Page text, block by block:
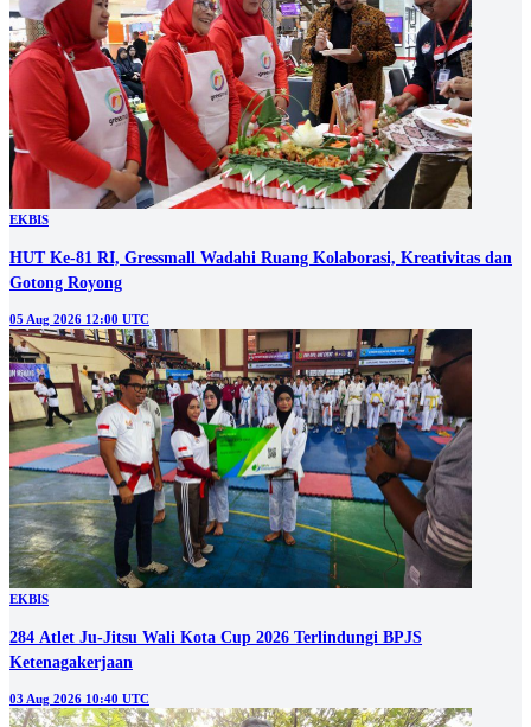
EKBIS
HUT Ke-81 RI, Gressmall Wadahi Ruang Kolaborasi, Kreativitas dan
Gotong Royong
05 Aug 2026 12:00 UTC
EKBIS
284 Atlet Ju-Jitsu Wali Kota Cup 2026 Terlindungi BPJS
Ketenagakerjaan
03 Aug 2026 10:40 UTC